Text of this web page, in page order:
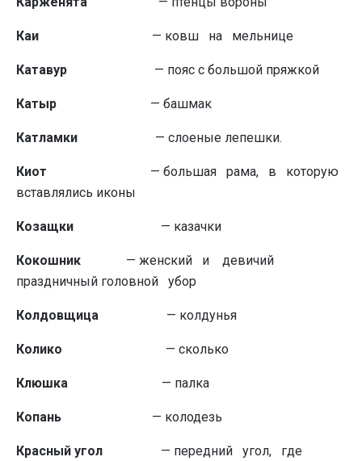
Каи — ковш на мельнице
Катавур — пояс с большой пряжкой
Катыр — башмак
Катламки — слоеные лепешки.
Киот
— большая рама, в которую
встав­лялись иконы
Козащки — казачки
Кокошник — женский и девичий
праздничный головной убор
Колдовщица — колдунья
Колико — сколько
Клюшка — палка
Копань — колодезь
Красный угол — передний угол, где